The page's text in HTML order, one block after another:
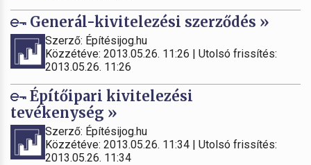
Generál-kivitelezési szerződés »
Szerző: Építésijog.hu
Közzétéve: 2013.05.26. 11:26 | Utolsó frissítés:
2013.05.26. 11:26
Építőipari kivitelezési
tevékenység »
Szerző: Építésijog.hu
Közzétéve: 2013.05.26. 11:34 | Utolsó frissítés:
2013.05.26. 11:34